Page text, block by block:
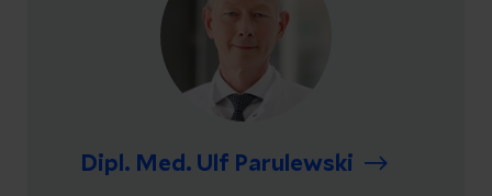
Dipl. Med. Ulf Parulewski